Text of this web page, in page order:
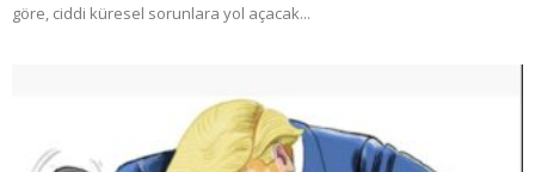
göre, ciddi küresel sorunlara yol açacak...